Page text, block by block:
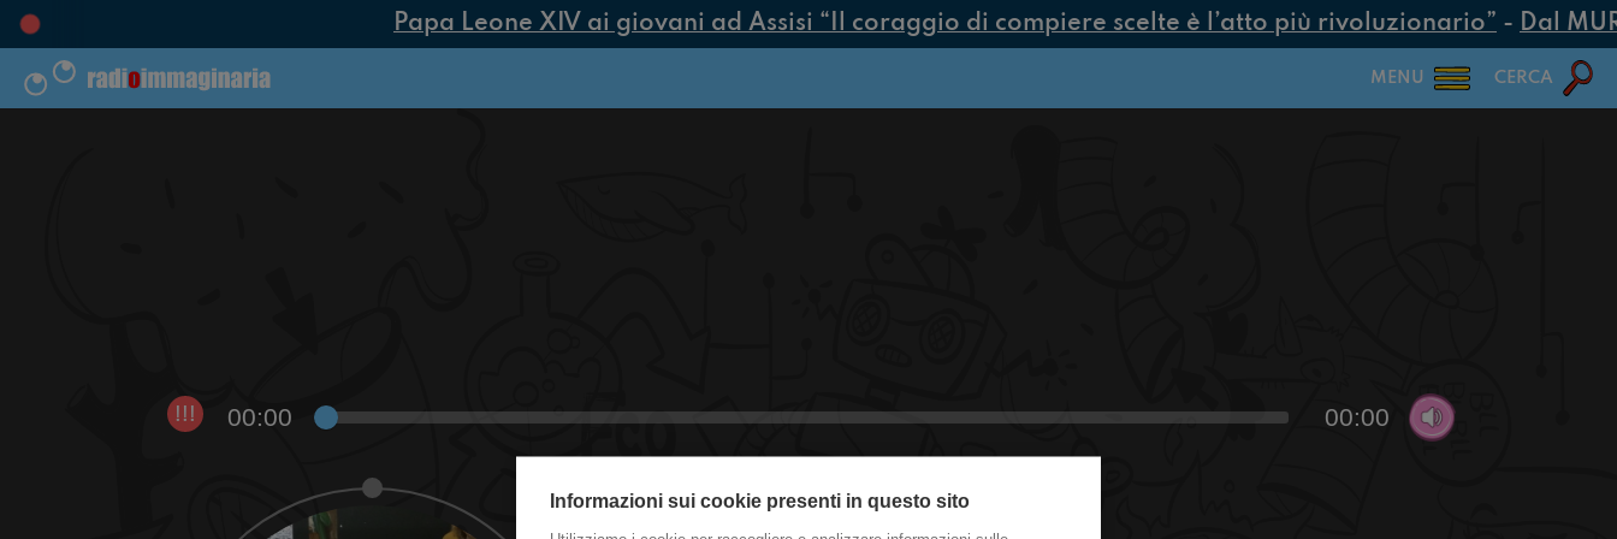
Papa Leone XIV ai giovani ad Assisi “Il coraggio di compiere scelte è l’atto più rivoluzionario”- Dal
MENU CERCA
!!! 00:00 00:00
Informazioni sui cookie presenti in questo sito